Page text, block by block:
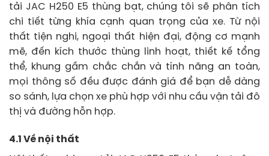
tải JAC H250 E5 thùng bạt, chúng tôi sẽ phân tích
chi tiết từng khía cạnh quan trọng của xe. Từ nội
thất tiện nghi, ngoại thất hiện đại, động cơ mạnh
mẽ, đến kích thước thùng linh hoạt, thiết kế tổng
thể, khung gầm chắc chắn và tính năng an toàn,
mọi thông số đều được đánh giá để bạn dễ dàng
so sánh, lựa chọn xe phù hợp với nhu cầu vận tải đô
thị và đường hỗn hợp.
4.1 Về nội thất